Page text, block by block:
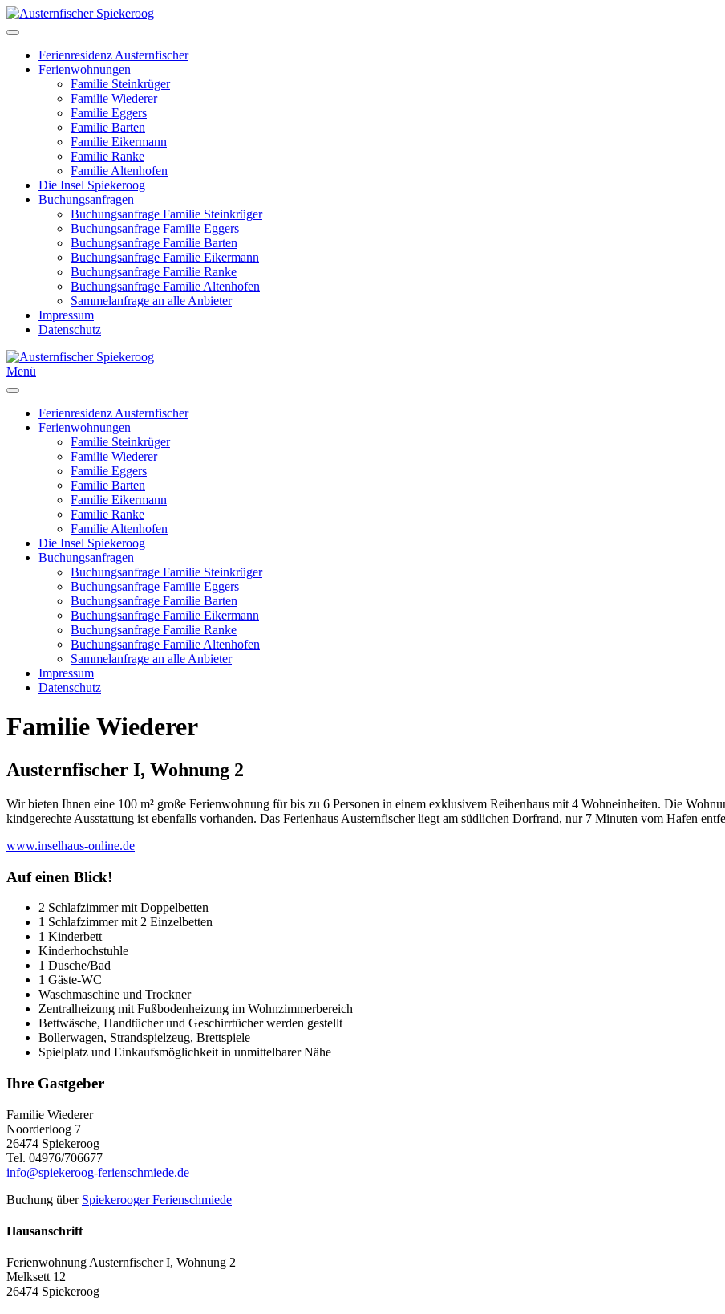
Ferienresidenz Austernfischer
Ferienwohnungen
Familie Steinkrüger
Familie Wiederer
Familie Eggers
Familie Barten
Familie Eikermann
Familie Ranke
Familie Altenhofen
Die Insel Spiekeroog
Buchungsanfragen
Buchungsanfrage Familie Steinkrüger
Buchungsanfrage Familie Eggers
Buchungsanfrage Familie Barten
Buchungsanfrage Familie Eikermann
Buchungsanfrage Familie Ranke
Buchungsanfrage Familie Altenhofen
Sammelanfrage an alle Anbieter
Impressum
Datenschutz
Menü
Ferienresidenz Austernfischer
Ferienwohnungen
Familie Steinkrüger
Familie Wiederer
Familie Eggers
Familie Barten
Familie Eikermann
Familie Ranke
Familie Altenhofen
Die Insel Spiekeroog
Buchungsanfragen
Buchungsanfrage Familie Steinkrüger
Buchungsanfrage Familie Eggers
Buchungsanfrage Familie Barten
Buchungsanfrage Familie Eikermann
Buchungsanfrage Familie Ranke
Buchungsanfrage Familie Altenhofen
Sammelanfrage an alle Anbieter
Impressum
Datenschutz
Familie Wiederer
Austernfischer I, Wohnung 2
Wir bieten Ihnen eine 100 m² große Ferienwohnung für bis zu 6 Personen in einem exklusivem Reihenhaus mit 4 Wohneinheiten. Die
kindgerechte Ausstattung ist ebenfalls vorhanden. Das Ferienhaus Austernfischer liegt am südlichen Dorfrand, nur 7 Minuten vom Hafen
www.inselhaus-online.de
Auf einen Blick!
2 Schlafzimmer mit Doppelbetten
1 Schlafzimmer mit 2 Einzelbetten
1 Kinderbett
Kinderhochstuhle
1 Dusche/Bad
1 Gäste-WC
Waschmaschine und Trockner
Zentralheizung mit Fußbodenheizung im Wohnzimmerbereich
Bettwäsche, Handtücher und Geschirrtücher werden gestellt
Bollerwagen, Strandspielzeug, Brettspiele
Spielplatz und Einkaufsmöglichkeit in unmittelbarer Nähe
Ihre Gastgeber
Familie Wiederer
Noorderloog 7
26474 Spiekeroog
Tel. 04976/706677
info@spiekeroog-ferienschmiede.de
Buchung über Spiekerooger Ferienschmiede
Hausanschrift
Ferienwohnung Austernfischer I, Wohnung 2
Melksett 12
26474 Spiekeroog